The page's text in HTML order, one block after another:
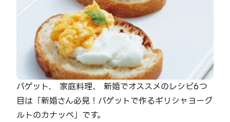
バゲット、 家庭料理、 新婚でオススメのレシピ6つ
目は「新婚さん必見！バゲットで作るギリシャヨーグ
ルトのカナッペ」です。